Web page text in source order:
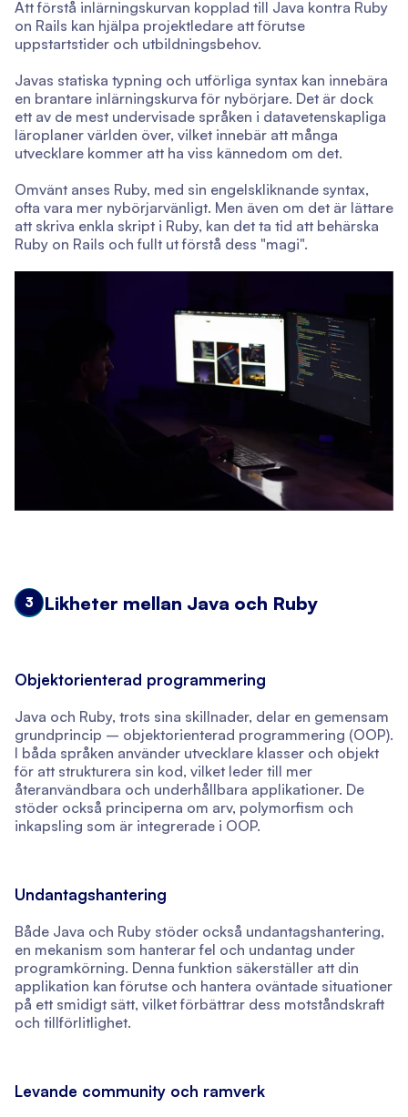
Att förstå inlärningskurvan kopplad till Java kontra Ruby
on Rails kan hjälpa projektledare att förutse
uppstartstider och utbildningsbehov.
Javas statiska typning och utförliga syntax kan innebära
en brantare inlärningskurva för nybörjare. Det är dock
ett av de mest undervisade språken i datavetenskapliga
läroplaner världen över, vilket innebär att många
utvecklare kommer att ha viss kännedom om det.
Omvänt anses Ruby, med sin engelskliknande syntax,
ofta vara mer nybörjarvänligt. Men även om det är lättare
att skriva enkla skript i Ruby, kan det ta tid att behärska
Ruby on Rails och fullt ut förstå dess "magi".
3 Likheter mellan Java och Ruby
Objektorienterad programmering
Java och Ruby, trots sina skillnader, delar en gemensam
grundprincip – objektorienterad programmering (OOP).
I båda språken använder utvecklare klasser och objekt
för att strukturera sin kod, vilket leder till mer
återanvändbara och underhållbara applikationer. De
stöder också principerna om arv, polymorfism och
inkapsling som är integrerade i OOP.
Undantagshantering
Både Java och Ruby stöder också undantagshantering,
en mekanism som hanterar fel och undantag under
programkörning. Denna funktion säkerställer att din
applikation kan förutse och hantera oväntade situationer
på ett smidigt sätt, vilket förbättrar dess motståndskraft
och tillförlitlighet.
Levande community och ramverk